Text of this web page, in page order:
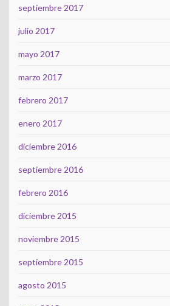
septiembre 2017
julio 2017
mayo 2017
marzo 2017
febrero 2017
enero 2017
diciembre 2016
septiembre 2016
febrero 2016
diciembre 2015
noviembre 2015
septiembre 2015
agosto 2015